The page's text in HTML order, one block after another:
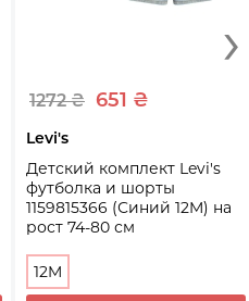
1272 ₴ 651 ₴
Levi's
Детский комплект Levi's
футболка и шорты
1159815366 (Синий 12M) на
рост 74-80 см
12M
›